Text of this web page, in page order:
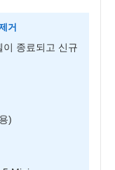
거
종료되고 신규
)